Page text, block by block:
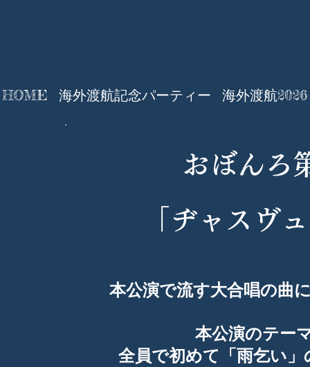
HOME 海外渡航記念パーティー 海外渡航2026
おぼんろ
「ヂャスヴ
本公演で流す大合唱の曲
本公演のテー
全員で初めて「雨乞い